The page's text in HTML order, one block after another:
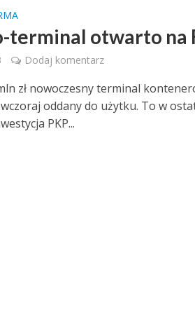
terminal otwarto na
Dodaj komentarz
zł nowoczesny terminal
oddany do użytku. To w
PKP...